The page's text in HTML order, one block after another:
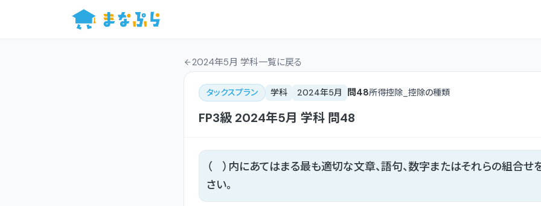
2024年5月 学科一覧に戻る
タックスプラン 学科 2024年5月 問48所得控除_控除の種類
FP3級 2024年5月 学科 問48
（ ）内にあてはまる最も適切な文章、語句、数字またはそれらの組合せ
さい。